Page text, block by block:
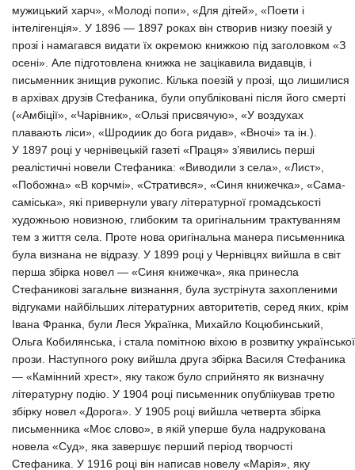
мужицький харч», «Молоді попи», «Для дітей», «Поети і
інтелігенція». У 1896 — 1897 pоках він створив низку поезій у
прозі і намагався видати їх окремою книжкою під заголовком «З
осені». Але підготовлена книжка не зацікавила видавців, і
письменник знищив рукопис. Кілька поезій у прозі, що лишилися
в архівах друзів Стефаника, були опубліковані після його смерті
(«Амбіції», «Чарівник», «Ользі присвячую», «У воздухах
плавають ліси», «Шродиик до бога ридав», «Вночі» та ін.).
У 1897 році у чернівецькій газеті «Праця» з’явились перші
реалістичні новели Стефаника: «Виводили з села», «Лист»,
«Побожна» «В корчмі», «Стратився», «Синя книжечка», «Сама-
саміська», які привернули увагу літературної громадськості
художньою новизною, глибоким та оригінальним трактуванням
тем з життя села. Проте нова оригінальна манера письменника
була визнана не відразу. У 1899 році у Чернівцях вийшла в світ
перша збірка новел — «Синя книжечка», яка принесла
Стефаникові загальне визнання, була зустрінута захопленими
відгуками найбільших літературних авторитетів, серед яких, крім
Івана Франка, були Леся Українка, Михайло Коцюбинський,
Ольга Кобилянська, і стала помітною віхою в розвитку української
прози. Наступного року вийшла друга збірка Василя Стефаника
— «Камінний хрест», яку також було сприйнято як визначну
літературну подію. У 1904 pоці письменник опублікував третю
збірку новел «Дорога». У 1905 році вийшла четверта збірка
письменника «Моє слово», в якій уперше була надрукована
новела «Суд», яка завершує перший період творчості
Стефаника. У 1916 році він написав новелу «Марія», яку